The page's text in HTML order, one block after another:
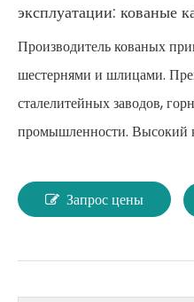
эксплуатации: кованые
Производитель кованых
шестернями и шлицами.
сталелитейных заводов,
промышленности. Высокий
Запрос цены